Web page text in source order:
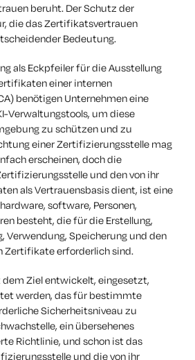
beruht. Der Schutz der
die das Zertifikatsvertrauen
Bedeutung.
als Eckpfeiler für die Ausstellung
einer internen
benötigen Unternehmen eine
Verwaltungstools, um diese
zu schützen und zu
einer Zertifizierungsstelle mag
erscheinen, doch die
und den von ihr
als Vertrauensbasis dient, ist eine
software, Personen,
besteht, die für die Erstellung,
Verwendung, Speicherung und den
Zertifikate erforderlich sind.
Ziel entwickelt, eingesetzt,
werden, das für bestimmte
Sicherheitsniveau zu
ein übersehenes
Richtlinie, und schon ist das
und die von ihr